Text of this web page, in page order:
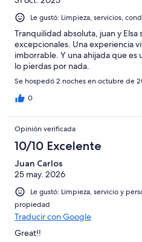
Le gustó: Limpieza, servicios,
Tranquilidad absoluta, juan y Elsa
excepcionales. Una experiencia
imborrable. Y una ahijada que
lo pierdas por nada.
Se hospedó 2 noches en octubre de
0
Opinión verificada
10/10 Excelente
Juan Carlos
25 may. 2026
Le gustó: Limpieza, servicio y
propiedad
Traducir con Google
Great!!